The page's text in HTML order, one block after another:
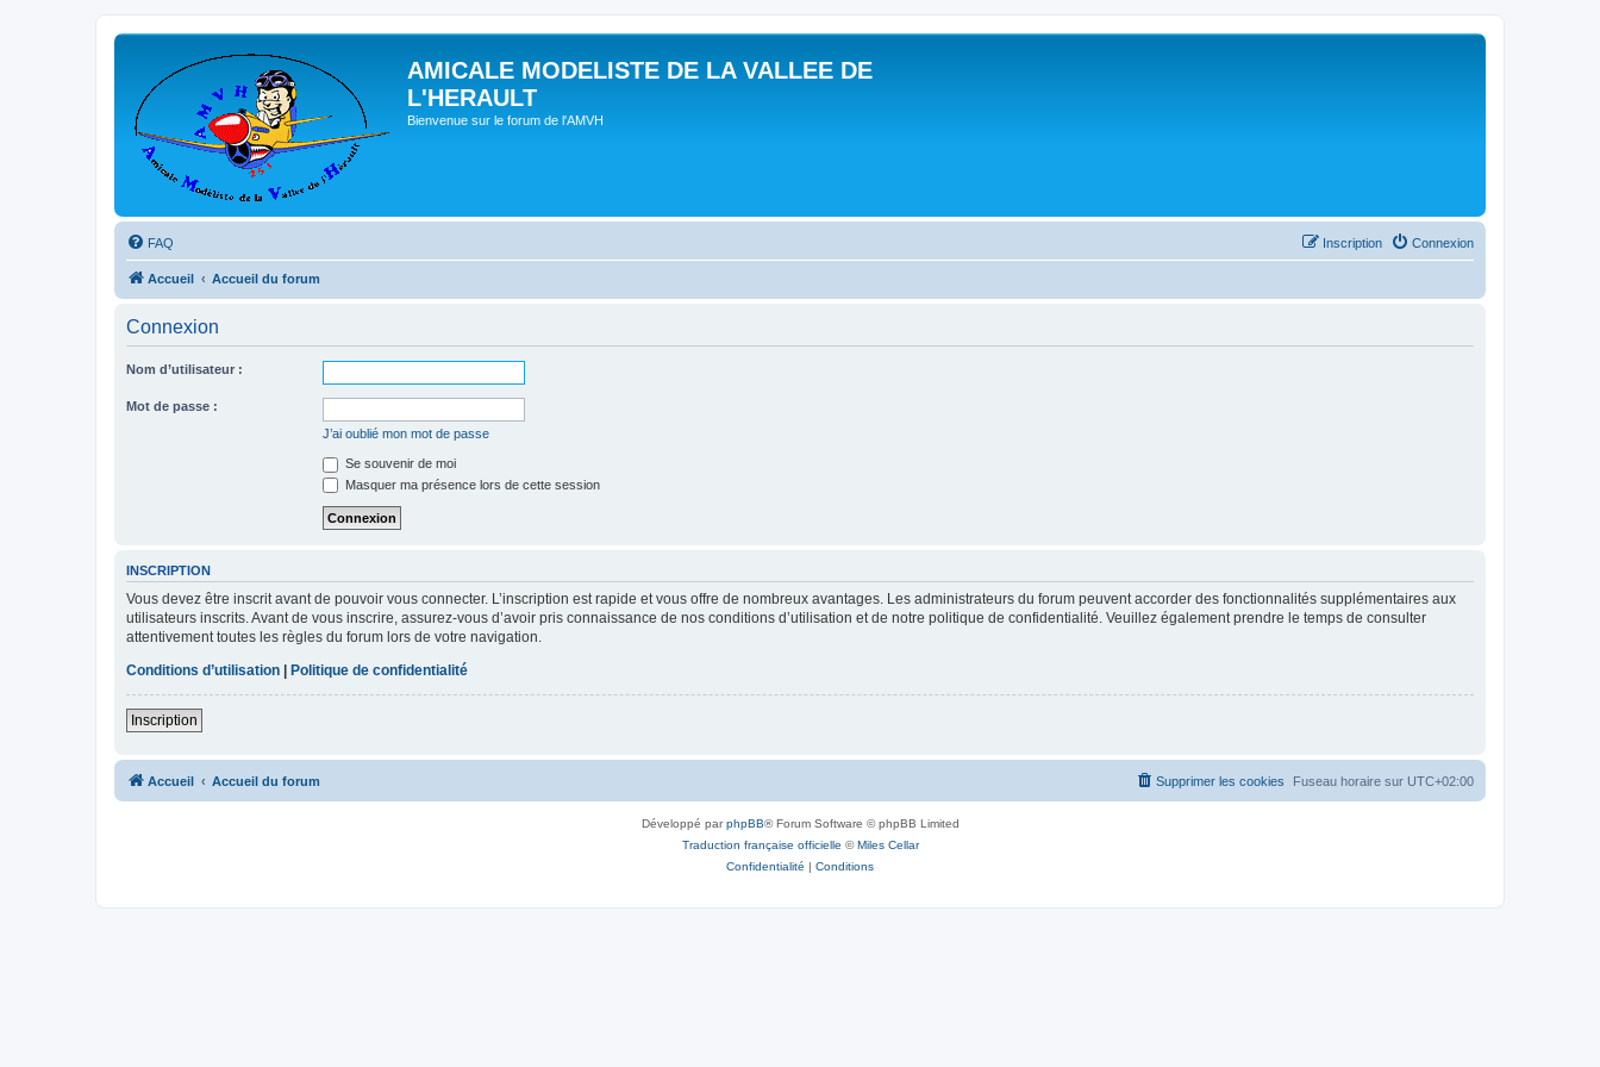
AMICALE MODELISTE DE LA VALLEE DE
L'HERAULT
Bienvenue sur le forum de l'AMVH
FAQ Connexion
Inscription
Accueil Accueil du forum
Connexion
Nom d’utilisateur :
Mot de passe :
J’ai oublié mon mot de passe
Se souvenir de moi
Masquer ma présence lors de cette session
INSCRIPTION
Vous devez être inscrit avant de pouvoir vous connecter. L’inscription est rapide et vous offre de nombreux avantages. Les administrateurs du forum peuvent accorder des fonctionnalités supplémentaires aux
utilisateurs inscrits. Avant de vous inscrire, assurez-vous d’avoir pris connaissance de nos conditions d’utilisation et de notre politique de confidentialité. Veuillez également prendre le temps de consulter
attentivement toutes les règles du forum lors de votre navigation.
Conditions d’utilisation | Politique de confidentialité
Inscription
Accueil Accueil du forum Fuseau horaire sur UTC+02:00
Supprimer les cookies
Développé parphpBB® Forum Software © phpBB Limited
Traduction française officielle ©Miles Cellar
Confidentialité | Conditions